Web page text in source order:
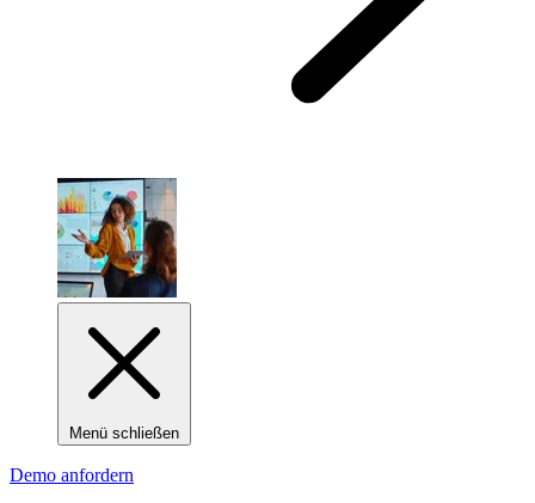
Menü schließen
Demo anfordern